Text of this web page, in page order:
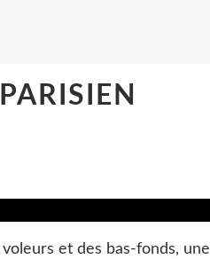
et des bas-fonds, une